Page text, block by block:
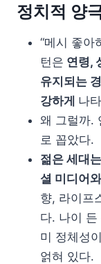
정치적 양
“메시 좋아
턴은 연령,
유지되는
강하게 나
왜 그럴까.
로 꼽았다.
젊은 세대
셜 미디어
향, 라이프
다. 나이
미 정체성
얽혀 있다.